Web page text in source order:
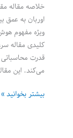
خلاصه مقاله
اوربان به
کلیدی مقاله
قدرت
می‌کند. این
انقلاب
بیشتر بخوانید »